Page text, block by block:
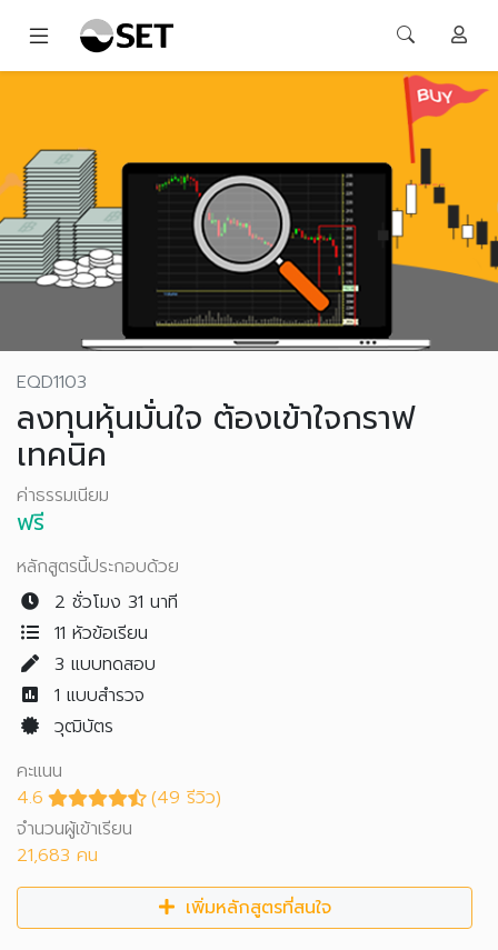
EQD1103
ลงทุนหุ้นมั่นใจ ต้องเข้าใจกราฟ
เทคนิค
ค่าธรรมเนียม
ฟรี
หลักสูตรนี้ประกอบด้วย
2 ชั่วโมง 31 นาที
11 หัวข้อเรียน
3 แบบทดสอบ
1 แบบสำรวจ
วุฒิบัตร
คะแนน
4.6
(49 รีวิว)
จำนวนผู้เข้าเรียน
21,683 คน
เพิ่มหลักสูตรที่สนใจ